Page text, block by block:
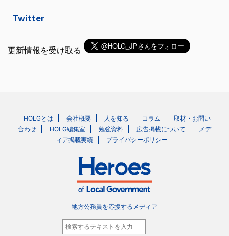
Twitter
更新情報を受け取る
HOLGとは 会社概要 人を知る コラム
取材・お問い
合わせ
HOLG編集室 勉強資料 広告掲載について
メデ
ィア掲載実績
プライバシーポリシー
地方公務員を応援するメディア